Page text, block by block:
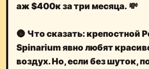
аж $400к за три месяца. 💸
🌚 Что сказать: крепостной
Spinarium явно любят
воздух. Но, если без шуток,